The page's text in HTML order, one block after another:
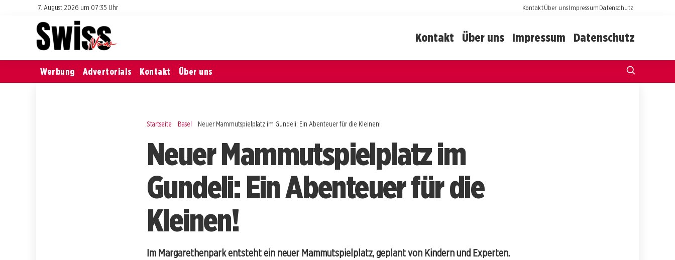
7. August 2026 um 07:35 Uhr KontaktÜber unsImpressumDatenschutz
Kontakt Über uns Impressum Datenschutz
Werbung Advertorials Kontakt Über uns
Startseite Basel Neuer Mammutspielplatz im Gundeli: Ein Abenteuer für die Kleinen!
Neuer Mammutspielplatz im
Gundeli: Ein Abenteuer für die
Kleinen!
Im Margarethenpark entsteht ein neuer Mammutspielplatz, geplant von Kindern und Experten.